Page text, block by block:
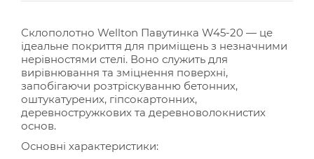
Склополотно Wellton Павутинка W45-20 — це
ідеальне покриття для приміщень з незначними
нерівностями стелі. Воно служить для
вирівнювання та зміцнення поверхні,
запобігаючи розтріскуванню бетонних,
оштукатурених, гіпсокартонних,
деревностружкових та деревноволокнистих
основ.
Основні характеристики: